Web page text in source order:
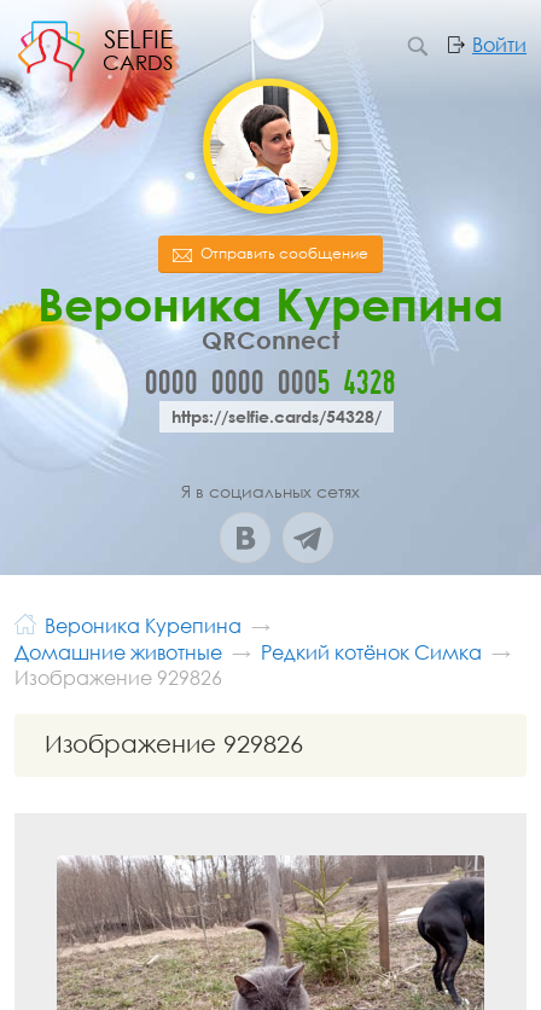
SELFIE
CARDS
Войти
Отправить сообщение
Вероника Курепина
QRConnect
0000 0000 0005 4328
https://selfie.cards/54328/
Я в социальных сетях
Вероника Курепина
Домашние животные
Редкий котёнок Симка
Изображение 929826
Изображение 929826